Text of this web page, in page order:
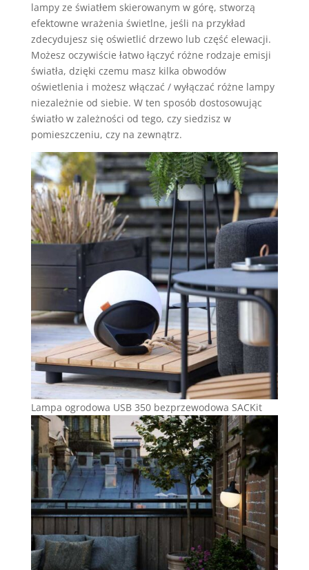
lampy ze światłem skierowanym w górę, stworzą
efektowne wrażenia świetlne, jeśli na przykład
zdecydujesz się oświetlić drzewo lub część elewacji.
Możesz oczywiście łatwo łączyć różne rodzaje emisji
światła, dzięki czemu masz kilka obwodów
oświetlenia i możesz włączać / wyłączać różne lampy
niezależnie od siebie. W ten sposób dostosowując
światło w zależności od tego, czy siedzisz w
pomieszczeniu, czy na zewnątrz.
Lampa ogrodowa USB 350 bezprzewodowa SACKit